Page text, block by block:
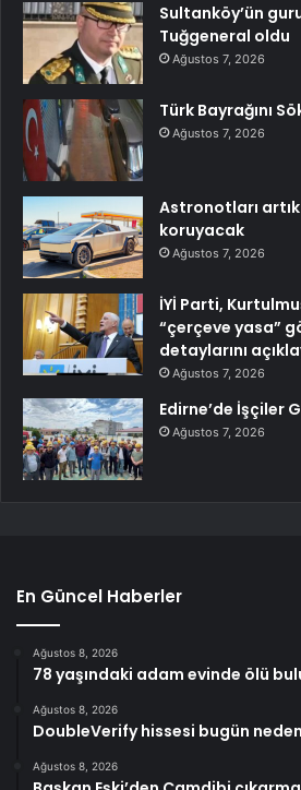
Sultanköy’ün
Tuğgeneral oldu
Ağustos 7, 2026
Türk Bayrağını
Ağustos 7, 2026
Astronotları
koruyacak
Ağustos 7, 2026
İYİ Parti,
“çerçeve yasa”
detaylarını
Ağustos 7, 2026
Edirne’de İşçiler
Ağustos 7, 2026
En Güncel Haberler
Ağustos 8, 2026
78 yaşındaki adam evinde ölü
Ağustos 8, 2026
DoubleVerify hissesi bugün neden
Ağustos 8, 2026